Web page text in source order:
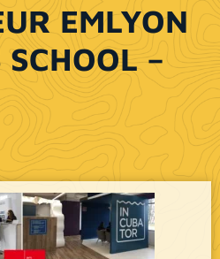
EMLYON
SCHOOL –